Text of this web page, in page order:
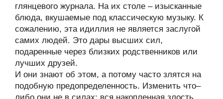
глянцевого журнала. На их столе – изысканные
блюда, вкушаемые под классическую музыку. К
сожалению, эта идиллия не является заслугой
самих людей. Это дары высших сил,
подаренные через близких родственников или
лучших друзей.
И они знают об этом, а потому часто злятся на
подобную предопределенность. Изменить что–
либо они не в силах: вся накопленная злость